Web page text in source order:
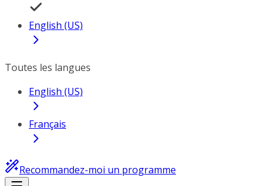
English (US)
Toutes les langues
English (US)
Français
Recommandez-moi un programme